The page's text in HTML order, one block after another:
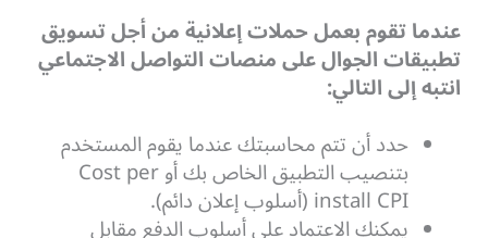
عندما تقوم بعمل حملات إعلانية من أجل تسويق
تطبيقات الجوال على منصات التواصل الاجتماعي
انتبه إلى التالي:
حدد أن تتم محاسبتك عندما يقوم المستخدم
بتنصيب التطبيق الخاص بك أو Cost per
install CPI (أسلوب إعلان دائم).
يمكنك الاعتماد على أسلوب الدفع مقابل